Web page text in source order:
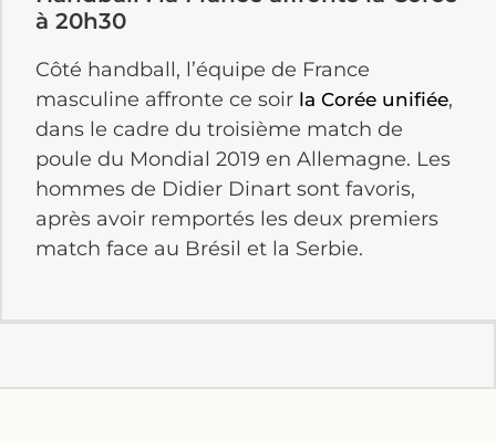
à 20h30
Côté handball, l’équipe de France
masculine affronte ce soir la Corée unifiée,
dans le cadre du troisième match de
poule du Mondial 2019 en Allemagne. Les
hommes de Didier Dinart sont favoris,
après avoir remportés les deux premiers
match face au Brésil et la Serbie.